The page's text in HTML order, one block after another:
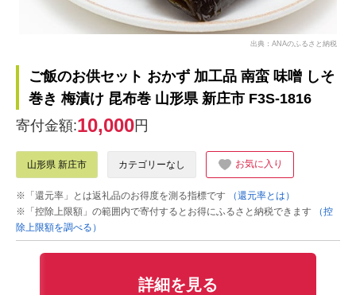
出典：ANAのふるさと納税
ご飯のお供セット おかず 加工品 南蛮 味噌 しそ
巻き 梅漬け 昆布巻 山形県 新庄市 F3S-1816
寄付金額:10,000円
山形県 新庄市 カテゴリーなし お気に入り
※「還元率」とは返礼品のお得度を測る指標です
（還元率とは）
※「控除上限額」の範囲内で寄付するとお得にふるさと納税できます
（控
除上限額を調べる）
詳細を見る